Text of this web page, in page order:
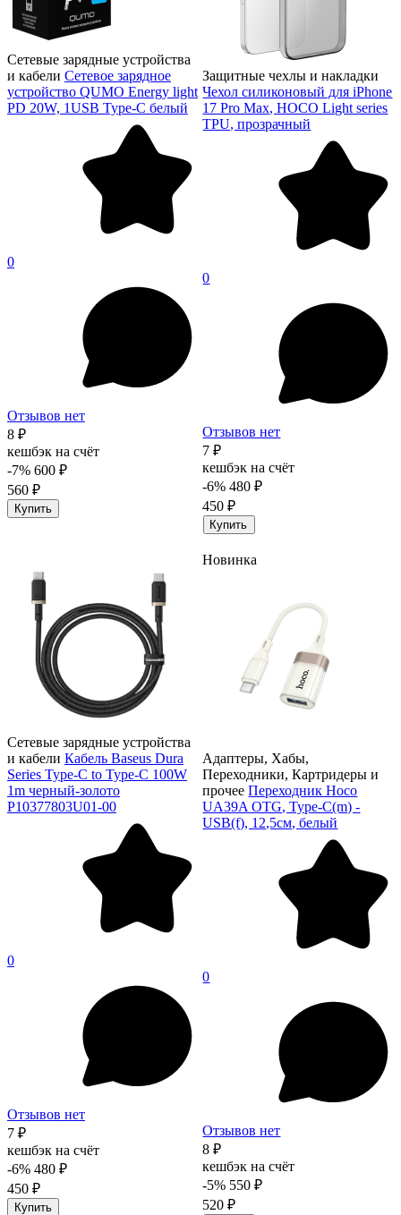
Сетевые зарядные устройства
и кабели Сетевое зарядное
устройство QUMO Energy light
PD 20W, 1USB Type-C белый
0
Отзывов нет
8 ₽
кешбэк на счёт
-7% 600 ₽
560 ₽
Купить
Защитные чехлы и накладки
Чехол силиконовый для iPhone
17 Pro Max, HOCO Light series
TPU, прозрачный
0
Отзывов нет
7 ₽
кешбэк на счёт
-6% 480 ₽
450 ₽
Купить
Сетевые зарядные устройства
и кабели Кабель Baseus Dura
Series Type-C to Type-C 100W
1m черный-золото
P10377803U01-00
0
Отзывов нет
7 ₽
кешбэк на счёт
-6% 480 ₽
450 ₽
Купить
Новинка
Адаптеры, Хабы,
Переходники, Картридеры и
прочее Переходник Hoco
UA39A OTG, Type-C(m) -
USB(f), 12,5см, белый
0
Отзывов нет
8 ₽
кешбэк на счёт
-5% 550 ₽
520 ₽